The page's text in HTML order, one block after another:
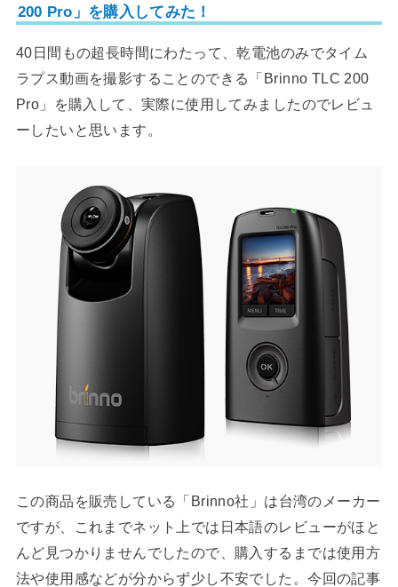
200 Pro」を購入してみた！
40日間もの超長時間にわたって、乾電池のみでタイム
ラプス動画を撮影することのできる「Brinno TLC 200
Pro」を購入して、実際に使用してみましたのでレビュ
ーしたいと思います。
この商品を販売している「Brinno社」は台湾のメーカー
ですが、これまでネット上では日本語のレビューがほと
んど見つかりませんでしたので、購入するまでは使用方
法や使用感などが分からず少し不安でした。今回の記事